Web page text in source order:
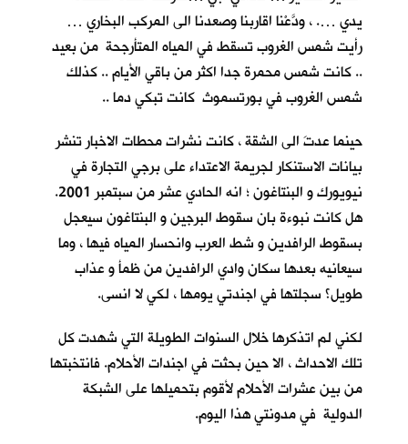
يدي …. ، ودَّعْنا اقاربنا وصعدنا الى المركب البخاري …
رأيت شمس الغروب تسقط في المياه المتأرجحة من بعيد
.. كانت شمس محمرة جدا اكثر من باقي الأيام .. كذلك
شمس الغروب في بورتسموث كانت تبكي دما ..
حينما عدتَ الى الشقة ، كانت نشرات محطات الاخبار تنشر
بيانات الاستنكار لجريمة الاعتداء على برجي التجارة في
نيويورك و البنتاغون ؛ انه الحادي عشر من سبتمبر 2001.
هل كانت نبوءة بان سقوط البرجين و البنتاغون سيعجل
بسقوط الرافدين و شط العرب وانحسار المياه فيها ، وما
سيعانيه بعدها سكان وادي الرافدين من ظمأ و عذاب
طويل؟ سجلتها في اجندتي يومها ، لكي لا انسى.
لكني لم اتذكرها خلال السنوات الطويلة التي شهدت كل
تلك الاحداث ، الا حين بحثت في اجندات الأحلام. فانتخبتها
من بين عشرات الأحلام لأقوم بتحميلها على الشبكة
الدولية في مدونتي هذا اليوم.